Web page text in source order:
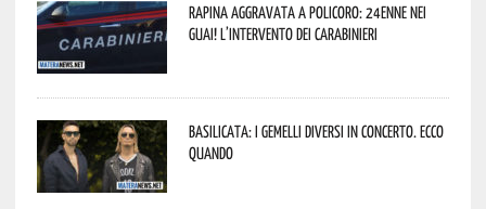
Rapina aggravata a Policoro: 24enne nei
guai! L’intervento dei Carabinieri
Basilicata: i Gemelli DiVersi in concerto. Ecco
quando